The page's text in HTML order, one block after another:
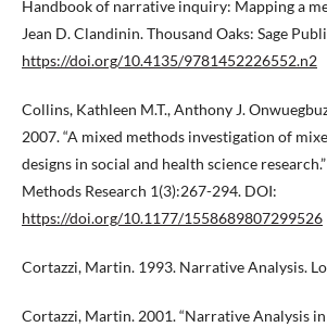
Handbook of narrative inquiry: Mapping a
Jean D. Clandinin. Thousand Oaks: Sage
https://doi.org/10.4135/9781452226552.n2
Collins, Kathleen M.T., Anthony J.
2007. “A mixed methods investigation of
designs in social and health science
Methods Research 1(3):267-294. DOI:
https://doi.org/10.1177/1558689807299526
Cortazzi, Martin. 1993. Narrative Analysis.
Cortazzi, Martin. 2001. “Narrative Analysis in